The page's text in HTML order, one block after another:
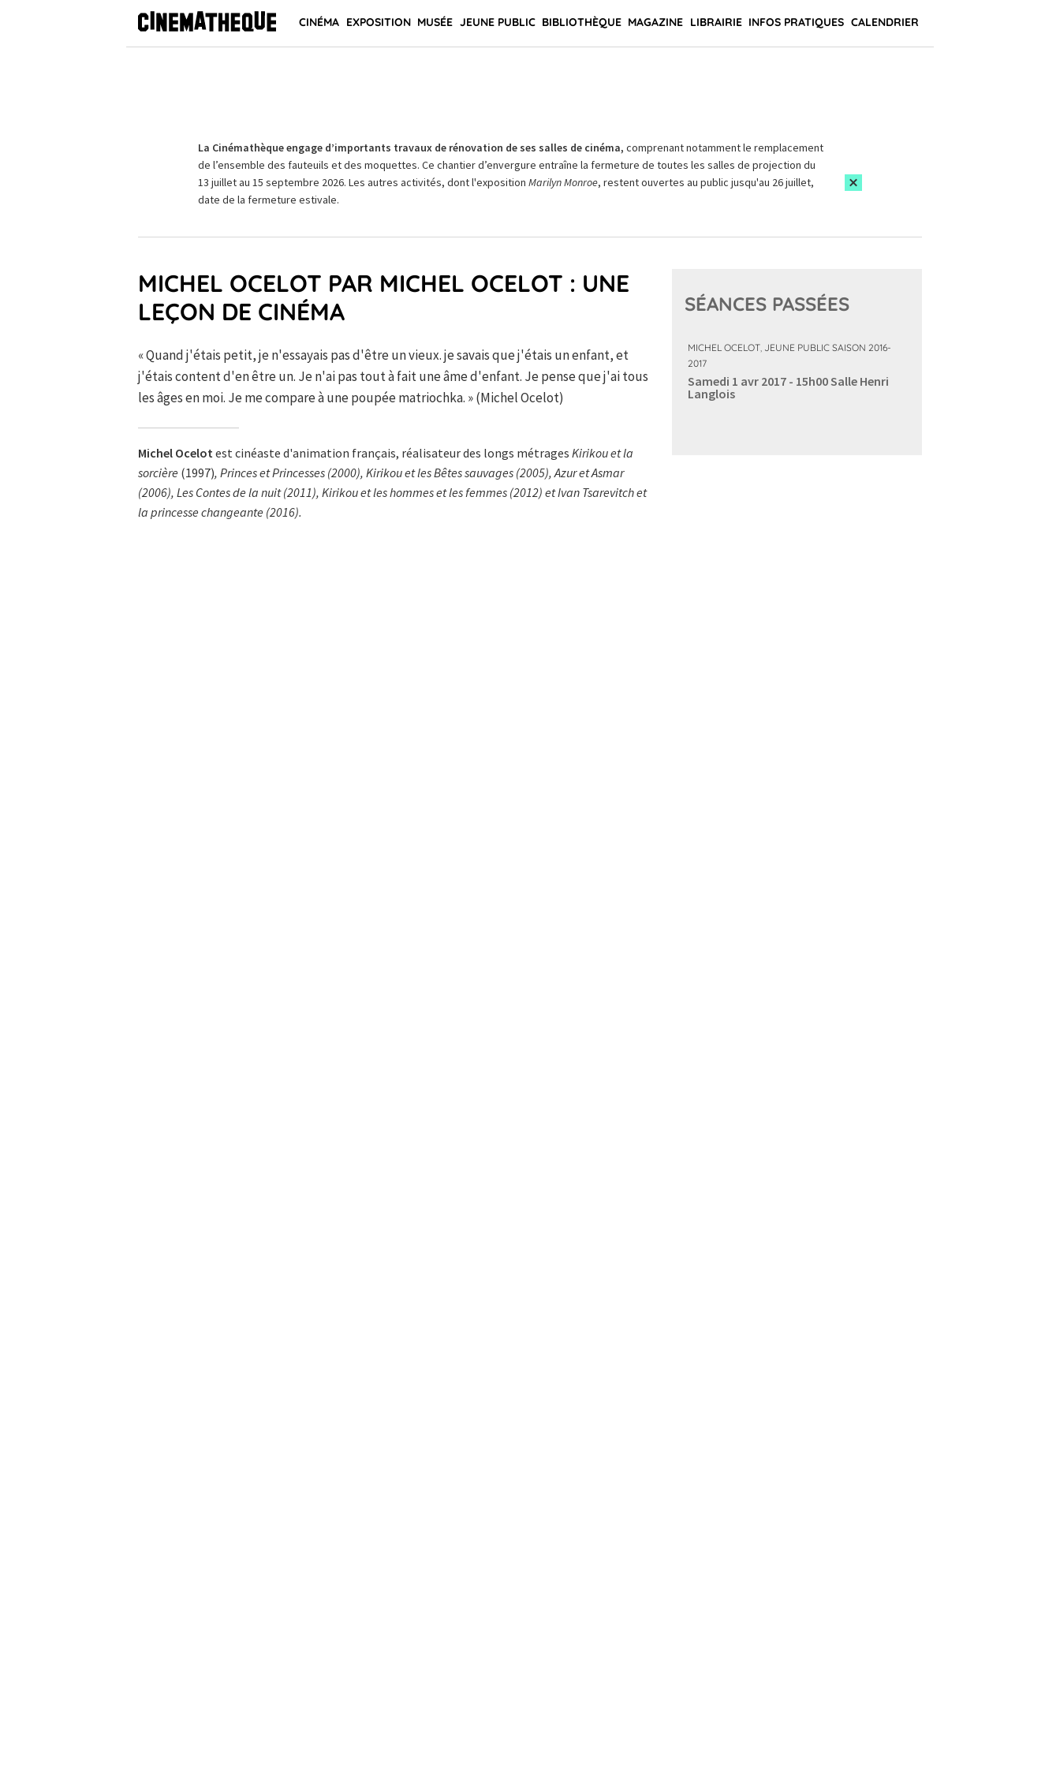
CINÉMA EXPOSITION MUSÉE JEUNE PUBLIC BIBLIOTHÈQUE MAGAZINE LIBRAIRIE INFOS PRATIQUES CALENDRIER
La Cinémathèque engage d’importants travaux de rénovation de ses salles de cinéma, comprenant notamment le remplacement
de l’ensemble des fauteuils et des moquettes. Ce chantier d’envergure entraîne la fermeture de toutes les salles de projection du
13 juillet au 15 septembre 2026. Les autres activités, dont l'exposition Marilyn Monroe, restent ouvertes au public jusqu'au 26 juillet,
date de la fermeture estivale.
MICHEL OCELOT PAR MICHEL OCELOT : UNE
LEÇON DE CINÉMA
« Quand j'étais petit, je n'essayais pas d'être un vieux. je savais que j'étais un enfant, et
j'étais content d'en être un. Je n'ai pas tout à fait une âme d'enfant. Je pense que j'ai tous
les âges en moi. Je me compare à une poupée matriochka. » (Michel Ocelot)
Michel Ocelotest cinéaste d'animation français, réalisateur des longs métrages Kirikou et la
sorcière (1997), Princes et Princesses (2000), Kirikou et les Bêtes sauvages (2005),Azur et Asmar
(2006), Les Contes de la nuit(2011), Kirikou et les hommes et les femmes (2012) etIvan Tsarevitch et
la princesse changeante (2016).
SÉANCES PASSÉES
MICHEL OCELOT, JEUNE PUBLIC SAISON 2016-
2017
Samedi 1 avr 2017 - 15h00Salle Henri
Langlois